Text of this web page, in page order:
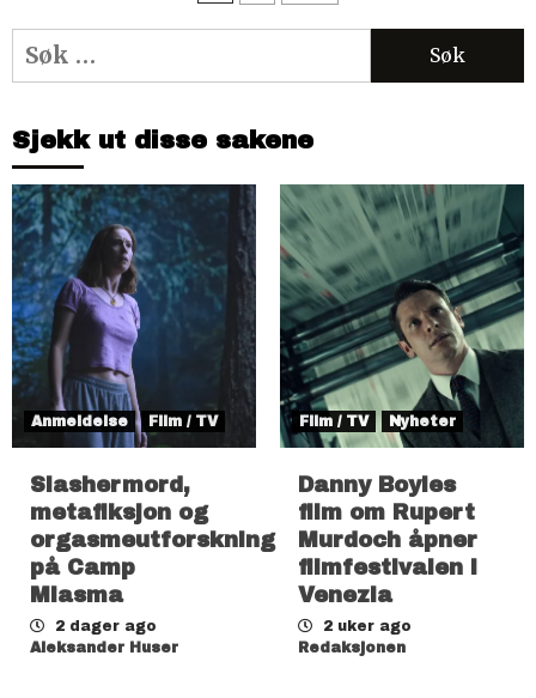
Søk
etter:
Sjekk ut disse sakene
Anmeldelse Film / TV
Slashermord,
metafiksjon og
orgasmeutforskning
på Camp
Miasma
2 dager ago
Aleksander Huser
Film / TV Nyheter
Danny Boyles
film om Rupert
Murdoch åpner
filmfestivalen i
Venezia
2 uker ago
Redaksjonen